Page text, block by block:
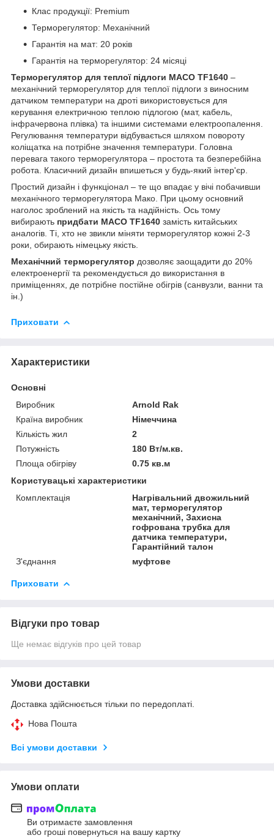
Клас продукції: Premium
Терморегулятор: Механічний
Гарантія на мат: 20 років
Гарантія на терморегулятор: 24 місяці
Терморегулятор для теплої підлоги MACO TF1640 –
механічний терморегулятор для теплої підлоги з виносним
датчиком температури на дроті використовується для
керування електричною теплою підлогою (мат, кабель,
інфрачервона плівка) та іншими системами електроопалення.
Регулювання температури відбувається шляхом повороту
коліщатка на потрібне значення температури. Головна
перевага такого терморегулятора – простота та безперебійна
робота. Класичний дизайн впишеться у будь-який інтер'єр.
Простий дизайн і функціонал – те що впадає у вічі побачивши
механічного терморегулятора Мако. При цьому основний
наголос зроблений на якість та надійність. Ось тому
вибирають придбати MACO TF1640 замість китайських
аналогів. Ті, хто не звикли міняти терморегулятор кожні 2-3
роки, обирають німецьку якість.
Механічний терморегулятор дозволяє заощадити до 20%
електроенергії та рекомендується до використання в
приміщеннях, де потрібне постійне обігрів (санвузли, ванни та
ін.)
Приховати
Характеристики
Основні
Виробник
Arnold Rak
Країна виробник
Німеччина
Кількість жил
2
Потужність
180 Вт/м.кв.
Площа обігріву
0.75 кв.м
Користувацькі характеристики
Комплектація
Нагрівальний двожильний
мат, терморегулятор
механічний, Захисна
гофрована трубка для
датчика температури,
Гарантійний талон
З'єднання
муфтове
Приховати
Відгуки про товар
Ще немає відгуків про цей товар
Умови доставки
Доставка здійснюється тільки по передоплаті.
Нова Пошта
Всі умови доставки
Умови оплати
Ви отримаєте замовлення
або гроші повернуться на вашу картку